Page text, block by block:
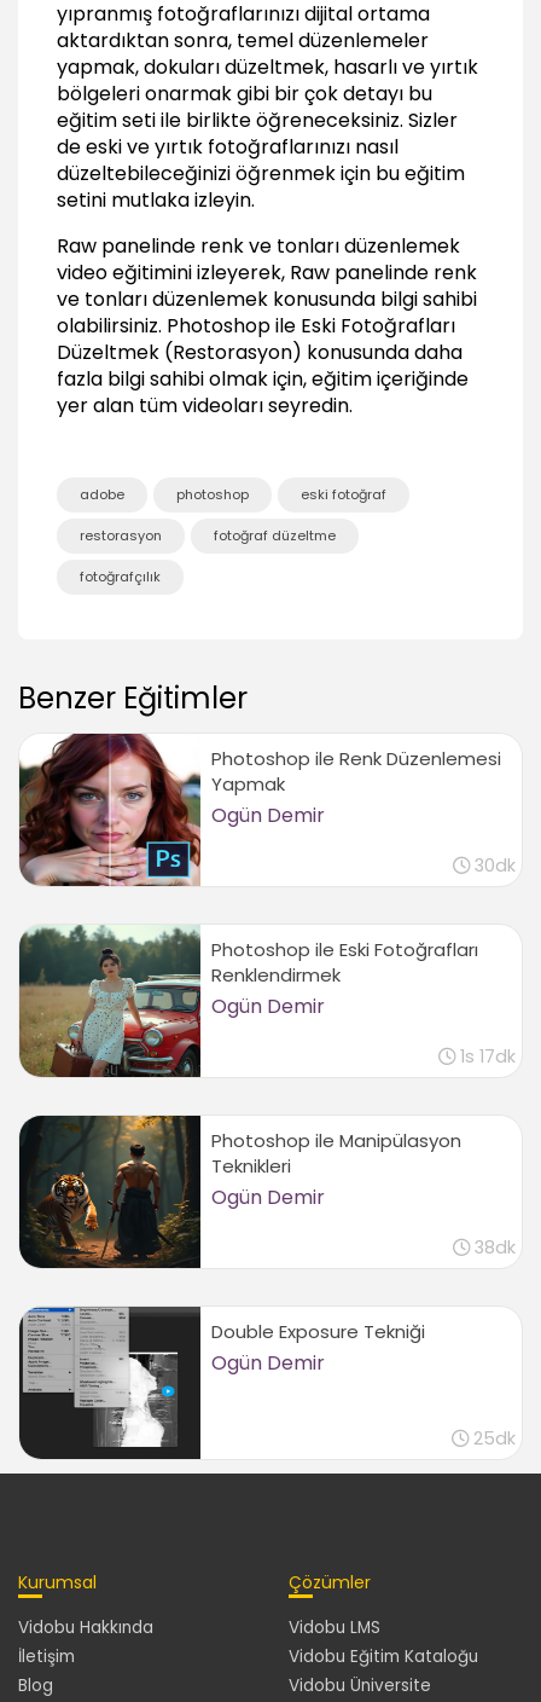
03:32
Parçalanmış fotoğrafı birleştirmek
09:36
Kayıp detayları ortaya çıkarmak
03:37
Fotoğraf üzerinde sonradan oluşan renkleri
gidermek
Kaydetme Seçenekleri
Psd ve Tif uzantılı kaydetmek
01:20
Jpeg uzantılı kaydetmek
00:45
Sonuç
yıpranmış fotoğraflarınızı dijital ortama
aktardıktan sonra, temel düzenlemeler
yapmak, dokuları düzeltmek, hasarlı ve yırtık
bölgeleri onarmak gibi bir çok detayı bu
eğitim seti ile birlikte öğreneceksiniz. Sizler
de eski ve yırtık fotoğraflarınızı nasıl
düzeltebileceğinizi öğrenmek için bu eğitim
setini mutlaka izleyin.
Raw panelinde renk ve tonları düzenlemek
video eğitimini izleyerek, Raw panelinde renk
ve tonları düzenlemek konusunda bilgi sahibi
olabilirsiniz. Photoshop ile Eski Fotoğrafları
Düzeltmek (Restorasyon) konusunda daha
fazla bilgi sahibi olmak için, eğitim içeriğinde
yer alan tüm videoları seyredin.
adobe photoshop eski fotoğraf
restorasyon fotoğraf düzeltme
fotoğrafçılık
Benzer Eğitimler
Photoshop ile Renk Düzenlemesi
Yapmak
Ogün Demir
30dk
Photoshop ile Eski Fotoğrafları
Renklendirmek
Ogün Demir
1s 17dk
Photoshop ile Manipülasyon
Teknikleri
Ogün Demir
38dk
Double Exposure Tekniği
Ogün Demir
25dk
Kurumsal
Vidobu Hakkında
İletişim
Blog
Çözümler
Vidobu LMS
Vidobu Eğitim Kataloğu
Vidobu Üniversite